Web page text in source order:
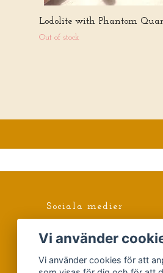
Lodolite with Phantom
Out of stock
Sociala medier
Facebook
Vi använder
Vi använder cookies för att